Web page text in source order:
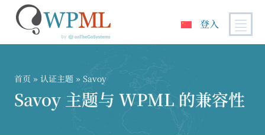
登入
首页 » 认证主题 » Savoy
Savoy 主题与 WPML 的兼容性